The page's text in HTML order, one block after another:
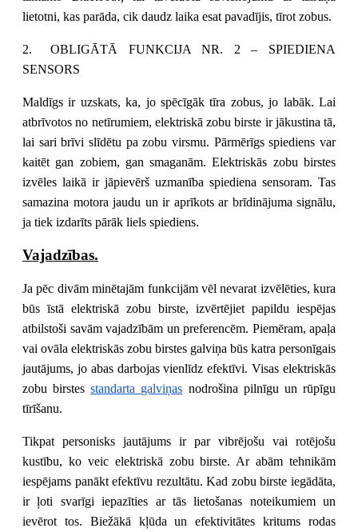
lietotni, kas parāda, cik daudz laika esat pavadījis, tīrot zobus.
2.
OBLIGĀTĀ FUNKCIJA NR. 2 – SPIEDIENA
SENSORS
Maldīgs ir uzskats, ka, jo spēcīgāk tīra zobus, jo labāk. Lai
atbrīvotos no netīrumiem, elektriskā zobu birste ir jākustina tā,
lai sari brīvi slīdētu pa zobu virsmu. Pārmērīgs spiediens var
kaitēt gan zobiem, gan smaganām. Elektriskās zobu birstes
izvēles laikā ir jāpievērš uzmanība spiediena sensoram. Tas
samazina motora jaudu un ir aprīkots ar brīdinājuma signālu,
ja tiek izdarīts pārāk liels spiediens.
Vajadzības.
Ja pēc divām minētajām funkcijām vēl nevarat izvēlēties, kura
būs īstā elektriskā zobu birste, izvērtējiet papildu iespējas
atbilstoši savām vajadzībām un preferencēm. Piemēram, apaļa
vai ovāla elektriskās zobu birstes galviņa būs katra personīgais
jautājums, jo abas darbojas vienlīdz efektīvi. Visas elektriskās
zobu birstes standarta galviņas nodrošina pilnīgu un rūpīgu
tīrīšanu.
Tikpat personisks jautājums ir par vibrējošu vai rotējošu
kustību, ko veic elektriskā zobu birste. Ar abām tehnikām
iespējams panākt efektīvu rezultātu. Kad zobu birste iegādāta,
ir ļoti svarīgi iepazīties ar tās lietošanas noteikumiem un
ievērot tos. Biežākā kļūda un efektivitātes kritums rodas